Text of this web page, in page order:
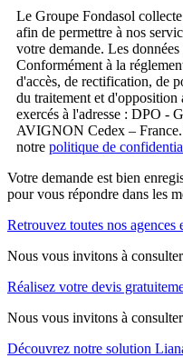
Le Groupe Fondasol
afin de permettre à nos
votre demande. Les
Conformément à la
d'accès, de rectification, de
du traitement et d'opposition
exercés à l'adresse : DPO -
AVIGNON Cedex –
notre politique de
Votre demande est bien
pour vous répondre dans les
Retrouvez toutes nos agences
Nous vous invitons à
Réalisez votre devis
Nous vous invitons à
Découvrez notre solution